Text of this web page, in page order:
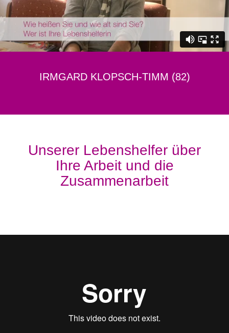
IRMGARD KLOPSCH-TIMM (82)
Unserer Lebenshelfer über
Ihre Arbeit und die
Zusammenarbeit